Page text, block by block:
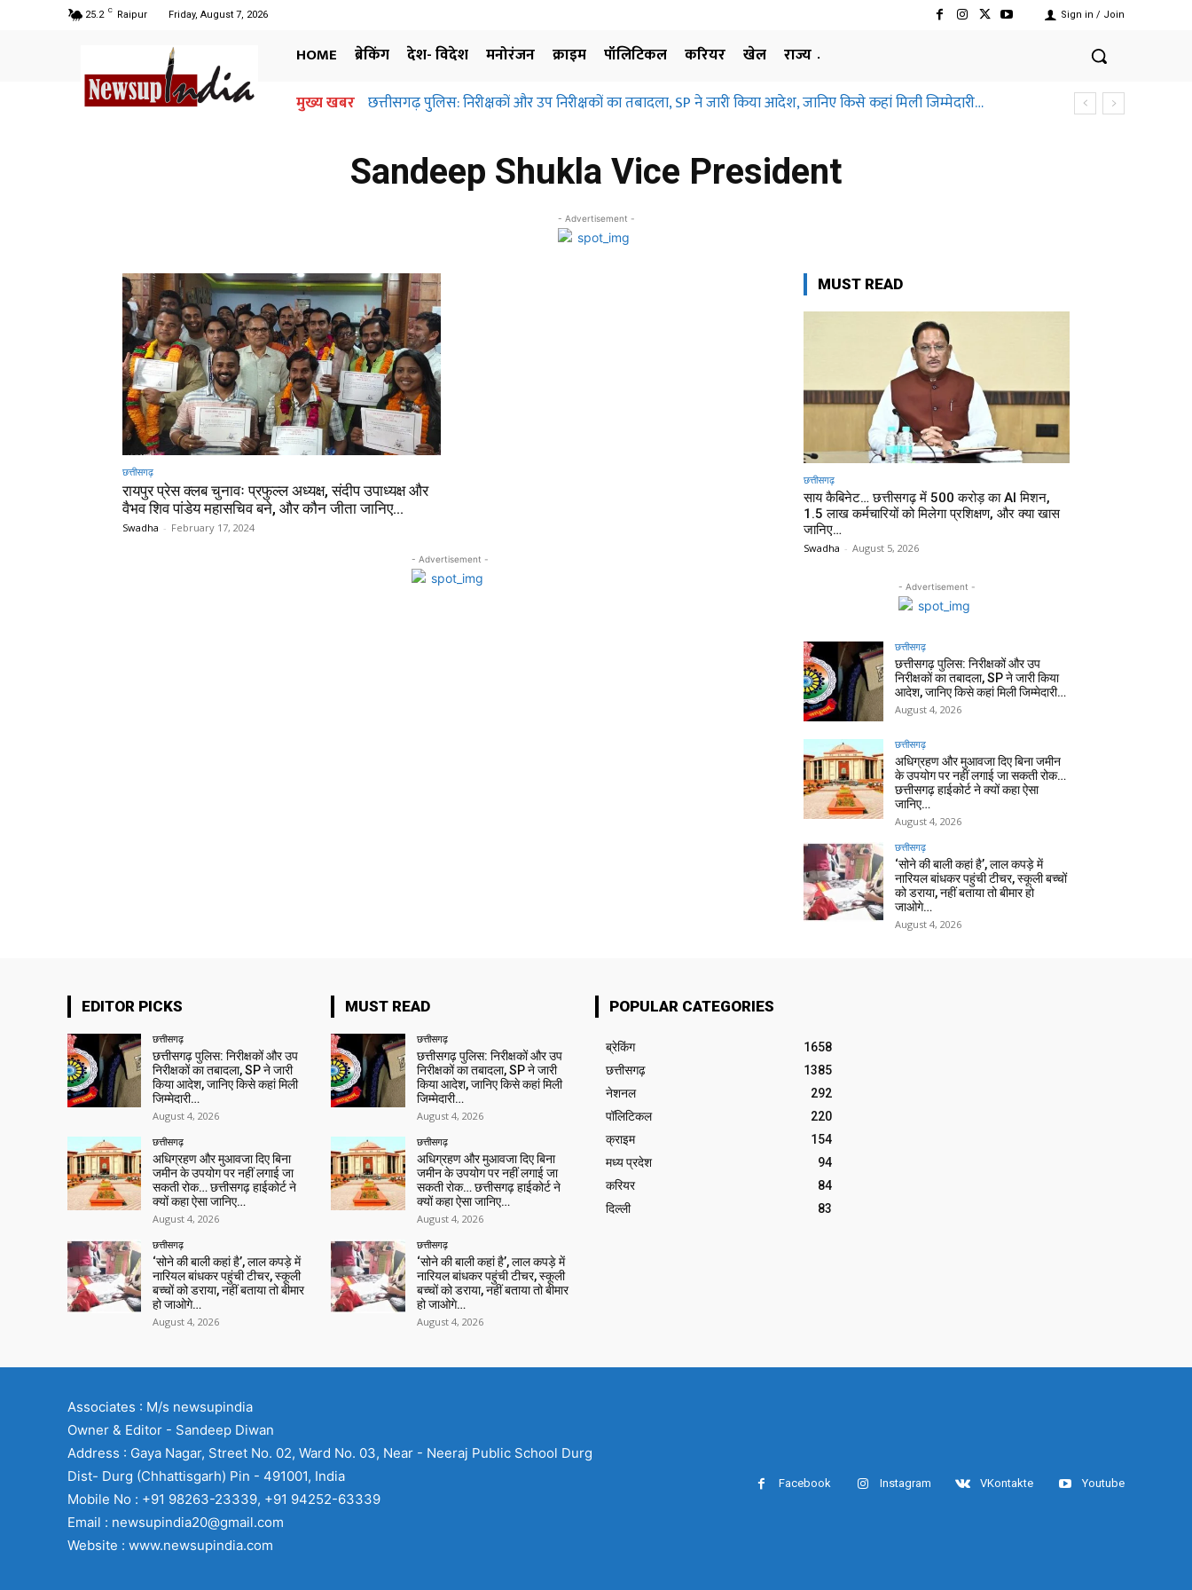
25.2 C Raipur Friday, August 7, 2026 Sign in / Join
HOME ब्रेकिंग देश- विदेश मनोरंजन क्राइम पॉलिटिकल करियर खेल
राज्य
मुख्य खबर छत्तीसगढ़ पुलिस: निरीक्षकों और उप निरीक्षकों का तबादला, SP ने जारी किया आदेश, जानिए किसे कहां मिली जिम्मेदारी…
Sandeep Shukla Vice President
- Advertisement -
छत्तीसगढ़
रायपुर प्रेस क्लब चुनावः प्रफुल्ल अध्यक्ष, संदीप उपाध्यक्ष और
वैभव शिव पांडेय महासचिव बने, और कौन जीता जानिए…
Swadha - February 17, 2024
- Advertisement -
MUST READ
छत्तीसगढ़
साय कैबिनेट… छत्तीसगढ़ में 500 करोड़ का AI मिशन,
1.5 लाख कर्मचारियों को मिलेगा प्रशिक्षण, और क्या खास
जानिए…
Swadha - August 5, 2026
- Advertisement -
छत्तीसगढ़
छत्तीसगढ़ पुलिस: निरीक्षकों और उप
निरीक्षकों का तबादला, SP ने जारी किया
आदेश, जानिए किसे कहां मिली जिम्मेदारी…
August 4, 2026
छत्तीसगढ़
अधिग्रहण और मुआवजा दिए बिना जमीन
के उपयोग पर नहीं लगाई जा सकती रोक…
छत्तीसगढ़ हाईकोर्ट ने क्यों कहा ऐसा
जानिए…
August 4, 2026
छत्तीसगढ़
‘सोने की बाली कहां है’, लाल कपड़े में
नारियल बांधकर पहुंची टीचर, स्कूली बच्चों
को डराया, नहीं बताया तो बीमार हो
जाओगे…
August 4, 2026
EDITOR PICKS
छत्तीसगढ़
छत्तीसगढ़ पुलिस: निरीक्षकों और उप
निरीक्षकों का तबादला, SP ने जारी
किया आदेश, जानिए किसे कहां मिली
जिम्मेदारी…
August 4, 2026
छत्तीसगढ़
अधिग्रहण और मुआवजा दिए बिना
जमीन के उपयोग पर नहीं लगाई जा
सकती रोक… छत्तीसगढ़ हाईकोर्ट ने
क्यों कहा ऐसा जानिए…
August 4, 2026
छत्तीसगढ़
‘सोने की बाली कहां है’, लाल कपड़े में
नारियल बांधकर पहुंची टीचर, स्कूली
बच्चों को डराया, नहीं बताया तो बीमार
हो जाओगे…
August 4, 2026
MUST READ
छत्तीसगढ़
छत्तीसगढ़ पुलिस: निरीक्षकों और उप
निरीक्षकों का तबादला, SP ने जारी
किया आदेश, जानिए किसे कहां मिली
जिम्मेदारी…
August 4, 2026
छत्तीसगढ़
अधिग्रहण और मुआवजा दिए बिना
जमीन के उपयोग पर नहीं लगाई जा
सकती रोक… छत्तीसगढ़ हाईकोर्ट ने
क्यों कहा ऐसा जानिए…
August 4, 2026
छत्तीसगढ़
‘सोने की बाली कहां है’, लाल कपड़े में
नारियल बांधकर पहुंची टीचर, स्कूली
बच्चों को डराया, नहीं बताया तो बीमार
हो जाओगे…
August 4, 2026
POPULAR CATEGORIES
ब्रेकिंग
1658
छत्तीसगढ़
1385
नेशनल
292
पॉलिटिकल
220
क्राइम
154
मध्य प्रदेश
94
करियर
84
दिल्ली
83
Associates : M/s newsupindia
Owner & Editor - Sandeep Diwan
Address : Gaya Nagar, Street No. 02, Ward No. 03, Near - Neeraj Public School Durg
Dist- Durg (Chhattisgarh) Pin - 491001, India
Mobile No : +91 98263-23339, +91 94252-63339
Email : newsupindia20@gmail.com
Website : www.newsupindia.com
Facebook Instagram VKontakte Youtube